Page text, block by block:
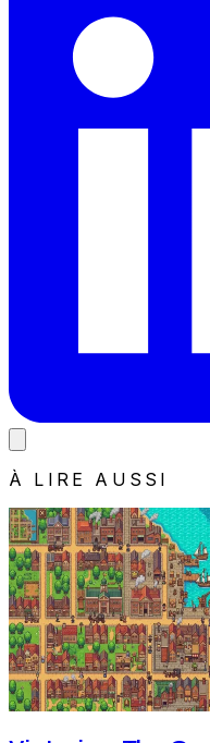
À LIRE AUSSI